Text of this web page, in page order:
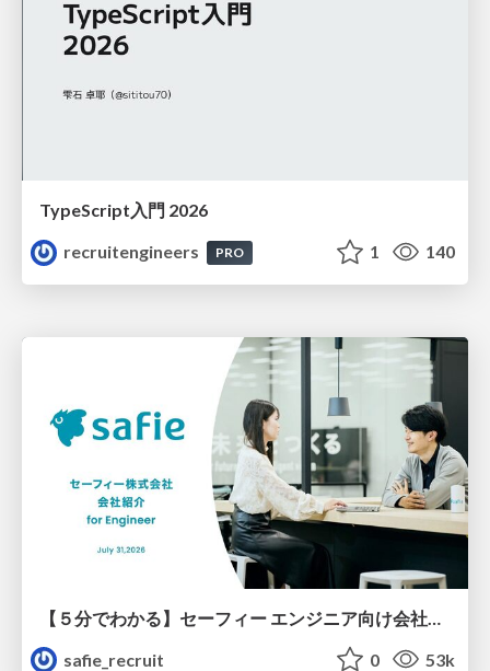
TypeScript入門 2026
recruitengineers
PRO 1 140
safie_recruit
0 53k